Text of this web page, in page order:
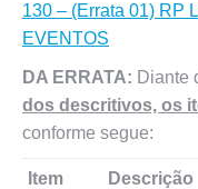
130 – (Errata 01) RP
EVENTOS
DA ERRATA: Diante
dos descritivos, os
conforme segue:
Item Descrição